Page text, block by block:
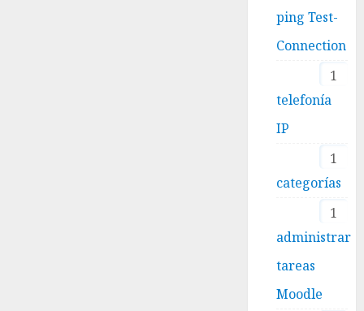
ping Test-
Connection
1
telefonía
IP
1
categorías
1
administrar
tareas
Moodle